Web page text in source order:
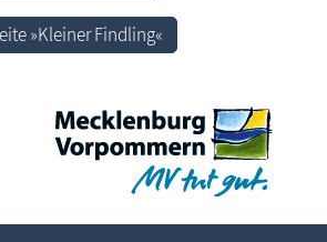
»Kleiner Findling«